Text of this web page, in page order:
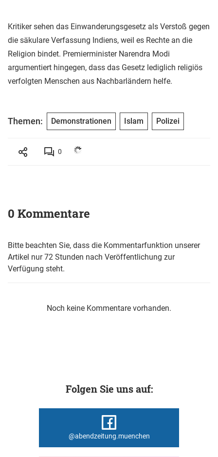
Kritiker sehen das Einwanderungsgesetz als Verstoß gegen
die säkulare Verfassung Indiens, weil es Rechte an die
Religion bindet. Premierminister Narendra Modi
argumentiert hingegen, dass das Gesetz lediglich religiös
verfolgten Menschen aus Nachbarländern helfe.
Themen: Demonstrationen Islam Polizei
0
0 Kommentare
Bitte beachten Sie, dass die Kommentarfunktion unserer
Artikel nur 72 Stunden nach Veröffentlichung zur
Verfügung steht.
Noch keine Kommentare vorhanden.
Folgen Sie uns auf:
@abendzeitung.muenchen